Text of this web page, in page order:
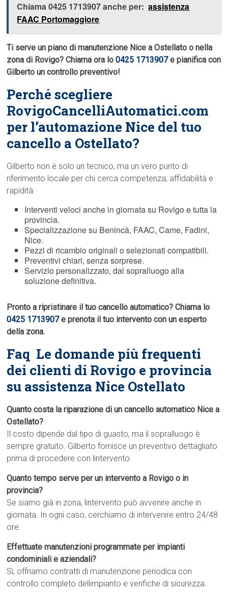
Chiama 0425 1713907 anche per: assistenza
FAAC Portomaggiore
Ti serve un piano di manutenzione Nice a Ostellato o nella
zona di Rovigo? Chiama ora lo0425 1713907e pianifica con
Gilberto un controllo preventivo!
Perché scegliere
RovigoCancelliAutomatici.com
per l’automazione Nice del tuo
cancello a Ostellato?
Gilberto non è solo un tecnico, ma un vero punto di
riferimento locale per chi cerca competenza, affidabilità e
rapidità:
Interventi veloci anche in giornata su Rovigo e tutta la
provincia.
Specializzazione su Benincà, FAAC, Came, Fadini,
Nice.
Pezzi di ricambio originali o selezionati compatibili.
Preventivi chiari, senza sorprese.
Servizio personalizzato, dal sopralluogo alla
soluzione definitiva.
Pronto a ripristinare il tuo cancello automatico? Chiama lo
0425 1713907e prenota il tuo intervento con un esperto
della zona.
Faq  Le domande più frequenti
dei clienti di Rovigo e provincia
su assistenza Nice Ostellato
Quanto costa la riparazione di un cancello automatico Nice a
Ostellato?
Il costo dipende dal tipo di guasto, ma il sopralluogo è
sempre gratuito. Gilberto fornisce un preventivo dettagliato
prima di procedere con lintervento.
Quanto tempo serve per un intervento a Rovigo o in
provincia?
Se siamo già in zona, lintervento può avvenire anche in
giornata. In ogni caso, cerchiamo di intervenire entro 24/48
ore.
Effettuate manutenzioni programmate per impianti
condominiali e aziendali?
Sì, offriamo contratti di manutenzione periodica con
controllo completo dellimpianto e verifiche di sicurezza.